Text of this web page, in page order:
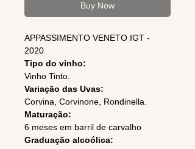
Buy Now
APPASSIMENTO VENETO IGT -
2020
Tipo do vinho:
Vinho Tinto.
Variação das Uvas:
Corvina, Corvinone, Rondinella.
Maturação:
6 meses em barril de carvalho
Graduação alcoólica: